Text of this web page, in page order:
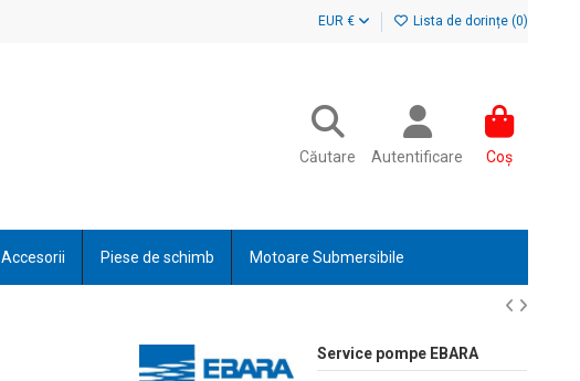
EUR € Lista de dorințe (0)
Căutare Autentificare Coș
Accesorii Piese de schimb Motoare Submersibile
Service pompe EBARA